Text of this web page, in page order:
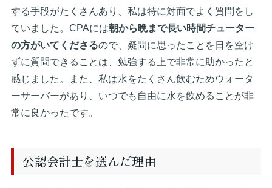
する手段がたくさんあり、私は特に対面でよく質問をし
ていました。CPAには朝から晩まで長い時間チューター
の方がいてくださるので、疑問に思ったことを日を空け
ずに質問できることは、勉強する上で非常に助かったと
感じました。また、私は水をたくさん飲むためウォータ
ーサーバーがあり、いつでも自由に水を飲めることが非
常に良かったです。
公認会計士を選んだ理由